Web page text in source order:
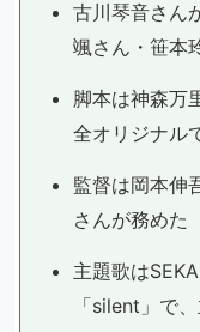
古川琴音さん
颯さん・笹本
脚本は神森万
全オリジナル
監督は岡本伸
さんが務めた
主題歌は
「silent」で